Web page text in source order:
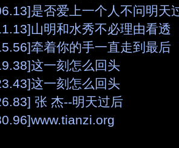
是否爱上一个人不问明天
山明和水秀不必理由看透
牵着你的手一直走到最后
这一刻怎么回头
这一刻怎么回头
张 杰--明天过后